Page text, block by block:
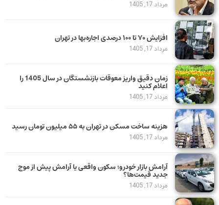
مرداد 17, 1405
افزایش ۷۰ تا ۱۰۰ درصدی اجاره‌بها در تهران
مرداد 17, 1405
زمان دقیق واریز معوقات بازنشستگان در سال 1405 را
اعلام کنید
مرداد 17, 1405
هزینه ساخت مسکن در تهران به ۵۵ میلیون تومان رسید
مرداد 17, 1405
آرامش بازار خودرو؛ سکون واقعی یا آرامش پیش از موج
جدید قیمت‌ها؟
مرداد 17, 1405